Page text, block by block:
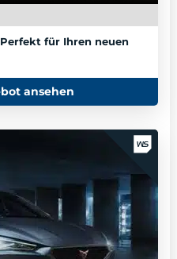
für Ihren neuen
ansehen